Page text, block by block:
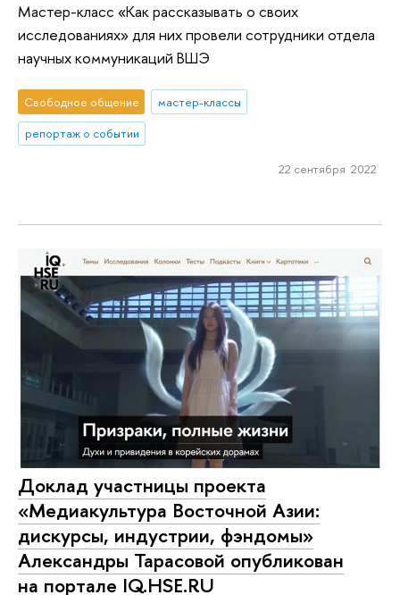
Мастер-класс «Как рассказывать о своих
исследованиях» для них провели сотрудники отдела
научных коммуникаций ВШЭ
Свободное общение
мастер-классы
репортаж о событии
22 сентября 2022
Доклад участницы проекта
«Медиакультура Восточной Азии:
дискурсы, индустрии, фэндомы»
Александры Тарасовой опубликован
на портале IQ.HSE.RU